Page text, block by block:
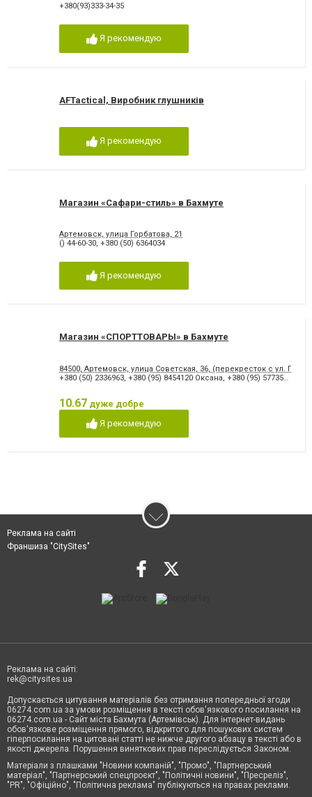
+380(93)333-34-35
Я рекомендую
AFTactical, Виробник глушників
Я рекомендую
Магазин «Сафари-стиль» в Бахмуте
Артемовск, улица Горбатова, 21
() 44-60-30, +380 (50) 6364034
Я рекомендую
Магазин «СПОРТТОВАРЫ» в Бахмуте
84500, Артемовск, улица Советская, 36, (перекресток с ул.
+380 (50) 2336963, +380 (95) 8454120 Оксана, +380 (95) 5773554 Виктория
10.67 дуже добре
Я рекомендую
Реклама на сайті
Франшиза "CitySites"
Реклама на сайті:
rek@citysites.ua
Допускається цитування матеріалів без отримання попередньої згоди
06274.com.ua за умови розміщення в тексті обов'язкового посилання на
06274.com.ua - Сайт міста Бахмута (Артемівськ). Для інтернет-видань
обов'язкове розміщення прямого, відкритого для пошукових систем
гіперпосилання на цитовані статті не нижче другого абзацу в тексті або в
якості джерела. Порушення виняткових прав переслідується Законом.
Матеріали з плашками "Новини компаній", "Промо", "Партнерський
матеріал", "Партнерський спецпроєкт", "Політичні новини", "Пресреліз",
"PR", "Офіційно", "Політична реклама" публікуються на правах реклами.